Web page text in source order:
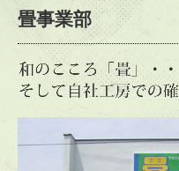
会社案内
畳事業部
プライバシーポリシー
畳事業部